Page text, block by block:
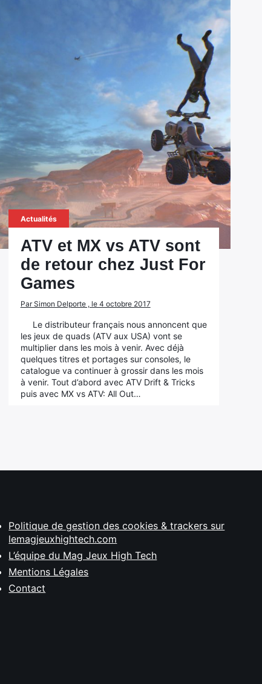
Actualités
ATV et MX vs ATV sont
de retour chez Just For
Games
Par Simon Delporte , le 4 octobre 2017
Le distributeur français nous annoncent que
les jeux de quads (ATV aux USA) vont se
multiplier dans les mois à venir. Avec déjà
quelques titres et portages sur consoles, le
catalogue va continuer à grossir dans les mois
à venir. Tout d’abord avec ATV Drift & Tricks
puis avec MX vs ATV: All Out…
Politique de gestion des cookies & trackers sur
lemagjeuxhightech.com
L’équipe du Mag Jeux High Tech
Mentions Légales
Contact